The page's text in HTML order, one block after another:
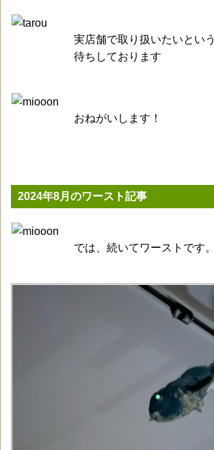
実店舗で取り扱いたいとい
待ちしております
おねがいします！
2024年8月のワースト記事
では、続いてワーストです。